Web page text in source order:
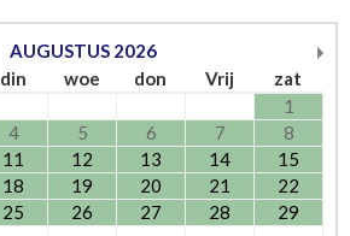
AUGUSTUS 2026
din woe don Vrij
zat
1
4 5 6 7
8
11 12 13 14
15
18 19 20 21
22
25 26 27 28
29